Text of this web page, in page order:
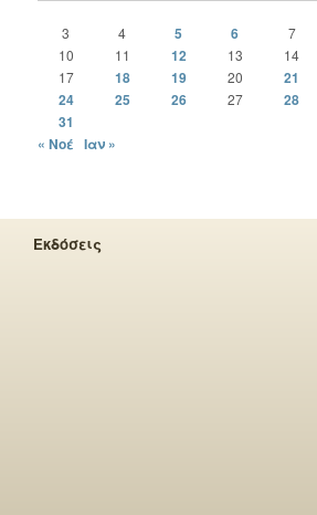
3
4 5 6 7
10 11 12 13 14
17 18 19 20 21
24
25 26 27 28
31
« Νοέ Ιαν »
Εκδόσεις